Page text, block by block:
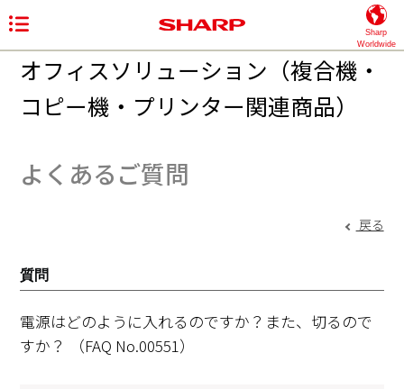
Sharp
Worldwide
オフィスソリューション（複合機・
コピー機・プリンター関連商品）
よくあるご質問
戻る
質問
電源はどのように入れるのですか？また、切るので
すか？
（FAQ No.00551）